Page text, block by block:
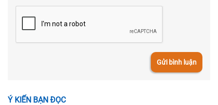
Gửi bình luận
Ý KIẾN BẠN ĐỌC